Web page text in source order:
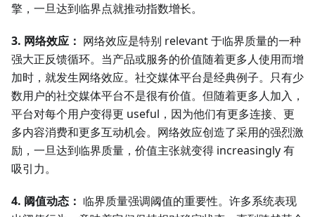
擎，一旦达到临界点就推动指数增长。
3. 网络效应： 网络效应是特别 relevant 于临界质量的一种
强大正反馈循环。当产品或服务的价值随着更多人使用而增
加时，就发生网络效应。社交媒体平台是经典例子。只有少
数用户的社交媒体平台不是很有价值。但随着更多人加入，
平台对每个用户变得更 useful，因为他们有更多连接、更
多内容消费和更多互动机会。网络效应创造了采用的强烈激
励，一旦达到临界质量，价值主张就变得 increasingly 有
吸引力。
4. 阈值动态： 临界质量强调阈值的重要性。许多系统表现